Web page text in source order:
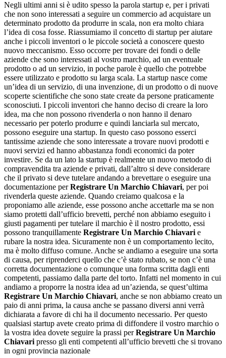
Negli ultimi anni si è udito spesso la parola startup e, per i privati
che non sono interessati a seguire un commercio ad acquistare un
determinato prodotto da produrre in scala, non era molto chiara
l’idea di cosa fosse. Riassumiamo il concetto di startup per aiutare
anche i piccoli inventori o le piccole società a conoscere questo
nuovo meccanismo. Esso occorre per trovare dei fondi o delle
aziende che sono interessati al vostro marchio, ad un eventuale
prodotto o ad un servizio, in poche parole è quello che potrebbe
essere utilizzato e prodotto su larga scala. La startup nasce come
un’idea di un servizio, di una invenzione, di un prodotto o di nuove
scoperte scientifiche che sono state create da persone praticamente
sconosciuti. I piccoli inventori che hanno deciso di creare la loro
idea, ma che non possono rivenderla o non hanno il denaro
necessario per poterlo produrre e quindi lanciarla sul mercato,
possono eseguire una startup. In questo caso possono esserci
tantissime aziende che sono interessate a trovare nuovi prodotti e
nuovi servizi ed hanno abbastanza fondi economici da poter
investire. Se da un lato la startup è realmente un nuovo metodo di
compravendita tra aziende e privati, dall’altro si deve considerare
che il privato si deve tutelare andando a brevettare o eseguire una
documentazione perRegistrare Un Marchio Chiavari, per poi
rivenderla queste aziende. Quando creiamo qualcosa e la
proponiamo alle aziende, esse possono anche accettarle ma se non
siamo protetti dall’ufficio brevetti, perché non abbiamo eseguito i
giusti pagamenti per tutelare il marchio è il nostro prodotto, essi
possono tranquillamente Registrare Un Marchio Chiavari e
rubare la nostra idea. Sicuramente non è un comportamento lecito,
ma è molto diffuso comune. Anche se andiamo a eseguire una sorta
di causa, per riprenderci quello che c’è stato rubato, se non c’è una
corretta documentazione o comunque una forma scritta dagli enti
competenti, passiamo dalla parte del torto. Infatti nel momento in cui
andiamo a proporre la nostra idea ad un’azienda, se quest’ultima
Registrare Un Marchio Chiavari, anche se non abbiamo creato un
paio di anni prima, la causa anche se passano diversi anni verrà
dichiarata a favore di chi ha il documento necessario. Per questo
qualsiasi startup avete creato prima di diffondere il vostro marchio o
la vostra idea dovete seguire la prassi perRegistrare Un Marchio
Chiavari presso gli enti competenti all’ufficio brevetti che si trovano
in ogni provincia nazionale